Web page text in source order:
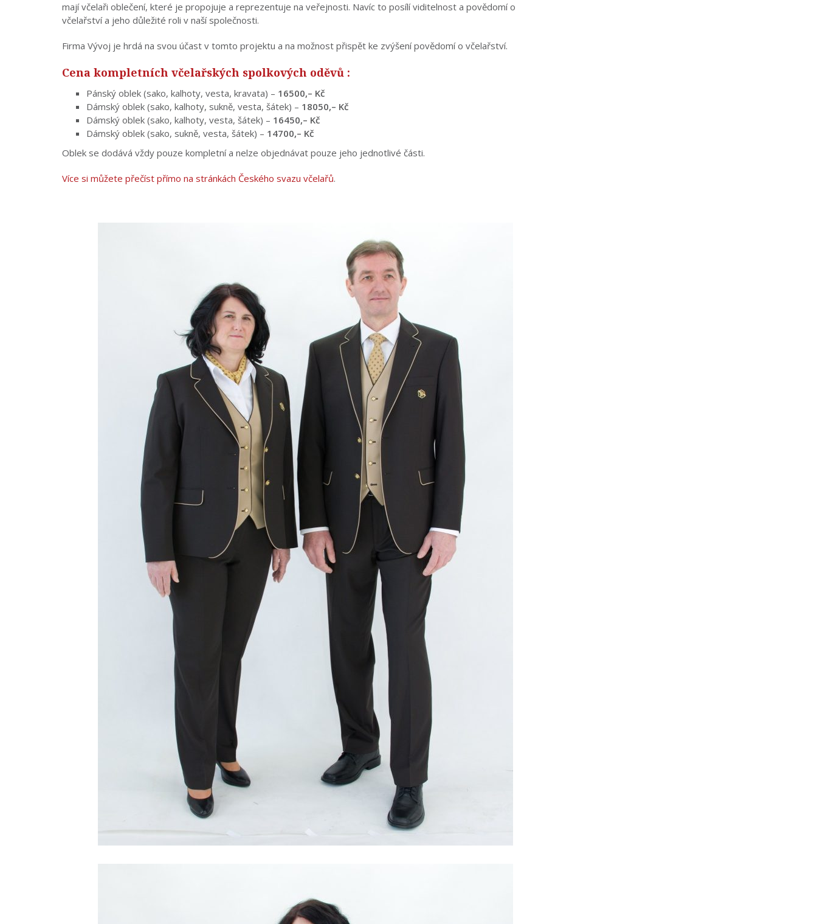
mají včelaři oblečení, které je propojuje a reprezentuje na veřejnosti. Navíc to posílí viditelnost a povědomí o
včelařství a jeho důležité roli v naší společnosti.
Firma Vývoj je hrdá na svou účast v tomto projektu a na možnost přispět ke zvýšení povědomí o včelařství.
Cena kompletních včelařských spolkových oděvů :
Pánský oblek (sako, kalhoty, vesta, kravata) – 16500,– Kč
Dámský oblek (sako, kalhoty, sukně, vesta, šátek) – 18050,– Kč
Dámský oblek (sako, kalhoty, vesta, šátek) – 16450,– Kč
Dámský oblek (sako, sukně, vesta, šátek) – 14700,– Kč
Oblek se dodává vždy pouze kompletní a nelze objednávat pouze jeho jednotlivé části.
Více si můžete přečíst přímo na stránkách Českého svazu včelařů.